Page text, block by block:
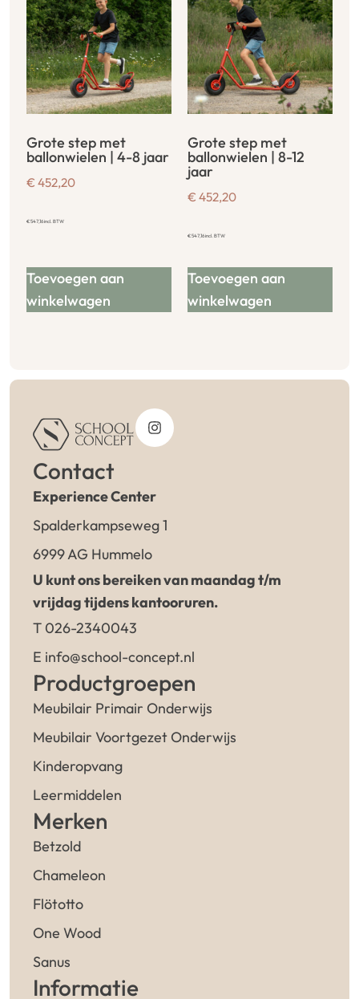
Grote step met
ballonwielen | 4-8 jaar
€ 452,20
€547,16incl. BTW
Toevoegen aan
winkelwagen
Grote step met
ballonwielen | 8-12
jaar
€ 452,20
€547,16incl. BTW
Toevoegen aan
winkelwagen
Contact
Experience Center
Spalderkampseweg 1
6999 AG Hummelo
U kunt ons bereiken van maandag t/m
vrijdag tijdens kantooruren.
T 026-2340043
E info@school-concept.nl
Productgroepen
Meubilair Primair Onderwijs
Meubilair Voortgezet Onderwijs
Kinderopvang
Leermiddelen
Merken
Betzold
Chameleon
Flötotto
One Wood
Sanus
Informatie